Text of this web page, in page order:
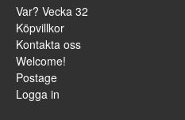
Var? Vecka 32
Köpvillkor
Kontakta oss
Welcome!
Postage
Logga in